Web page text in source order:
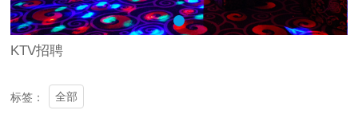
KTV招聘
标签： 全部